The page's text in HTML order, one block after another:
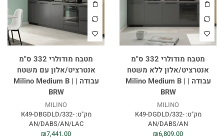
מטבח מודולרי 332 ס"מ
אנטרציט/אלון ללא משטח
עבודה | Milino Medium B |
BRW
MILINO
מק"ט:K49-DGDLD/332-
AN/DABS/AN
₪6,809.00
מטבח מודולרי 332 ס"מ
אנטרציט/אלון עם משטח
עבודה | Milino Medium B |
BRW
MILINO
מק"ט:K49-DBGDLD/332-
AN/DABS/AN/LAC
₪7,441.00